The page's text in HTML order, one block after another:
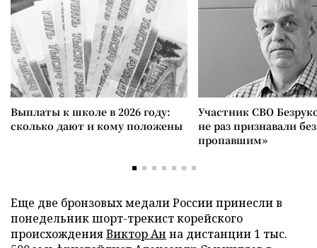
Выплаты к школе в 2026 году:
сколько дают и кому положены
Участник СВО
не раз признавали
пропавшим»
Еще две бронзовых медали России принесли в
понедельник шорт-трекист корейского
происхожденияВиктор Ан на дистанции 1 тыс.